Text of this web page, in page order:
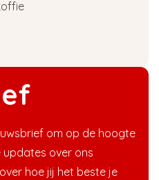
om op de hoogte
updates over ons
hoe jij het beste je